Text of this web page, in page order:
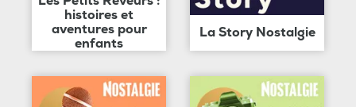
histoires et
aventures pour
enfants
La Story Nostalgie